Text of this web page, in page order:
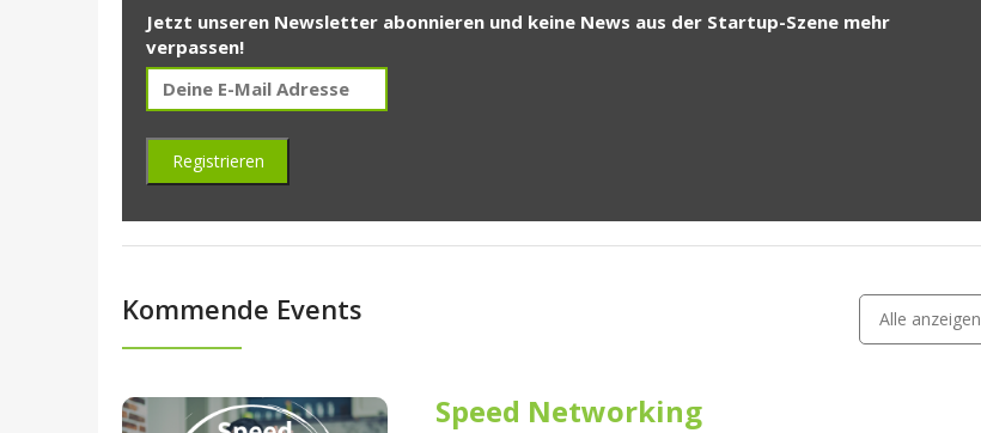
Jetzt unseren Newsletter abonnieren und keine News aus der Startup-Szene mehr
verpassen!
Kommende Events Alle anzeigen
Speed Networking